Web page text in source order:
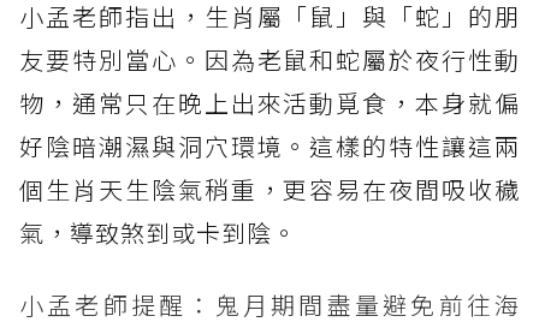
小孟老師指出，生肖屬「鼠」與「蛇」的朋
友要特別當心。因為老鼠和蛇屬於夜行性動
物，通常只在晚上出來活動覓食，本身就偏
好陰暗潮濕與洞穴環境。這樣的特性讓這兩
個生肖天生陰氣稍重，更容易在夜間吸收穢
氣，導致煞到或卡到陰。
小孟老師提醒：鬼月期間盡量避免前往海